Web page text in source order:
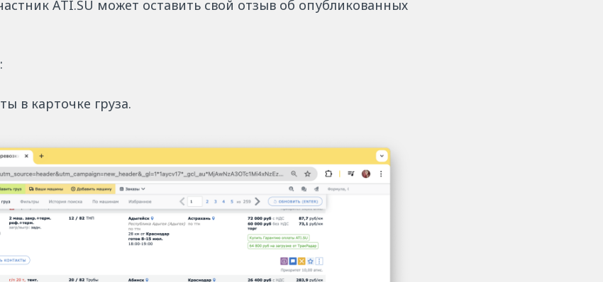
ATI.SU может оставить свой отзыв об опубликованных
в карточке груза.